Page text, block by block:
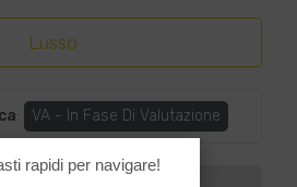
Lusso
: VA - In Fase Di Valutazione
rapidi per navigare!